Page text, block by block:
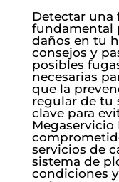
Detectar una
fundamental
daños en tu
consejos y
posibles
necesarias
que la
regular de tu
clave para
Megaservicio
servicios de
sistema de
condiciones